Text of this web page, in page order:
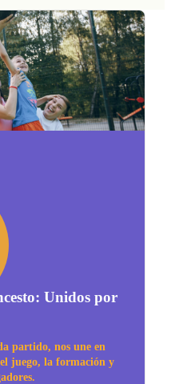
Unidos por
partido, nos une en
juego, la formación y